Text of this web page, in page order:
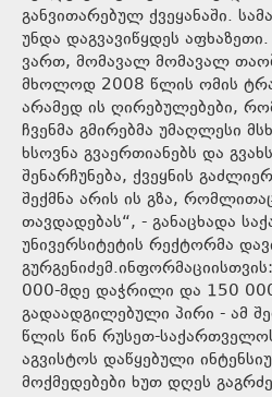
განვითარებულ ქვეყანაში.
უნდა დაგვავიწყდეს
ვართ, მომავალ მომავალ
მხოლოდ 2008 წლის ომის
არამედ ის ღირებულებები,
ჩვენმა გმირებმა უმაღლესი
ხსოვნა გვაერთიანებს და
შენარჩუნება, ქვეყნის
შექმნა არის ის გზა,
თავდადებას“, - განაცხადა
უნივერსიტეტის რექტორმა
000-მდე დაჭრილი და 150
გადაადგილებული პირი - ამ
წლის წინ რუსეთ-
აგვისტოს დაწყებული
მოქმედებები ხუთ დღეს